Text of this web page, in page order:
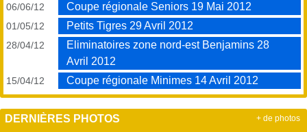
06/06/12 Coupe régionale Seniors 19 Mai 2012
01/05/12 Petits Tigres 29 Avril 2012
28/04/12
Eliminatoires zone nord-est Benjamins 28
Avril 2012
15/04/12 Coupe régionale Minimes 14 Avril 2012
DERNIÈRES PHOTOS + de photos